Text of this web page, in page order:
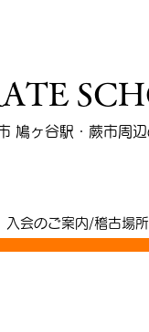
鳩ヶ谷駅・蕨市周
入会のご案内/稽古場所